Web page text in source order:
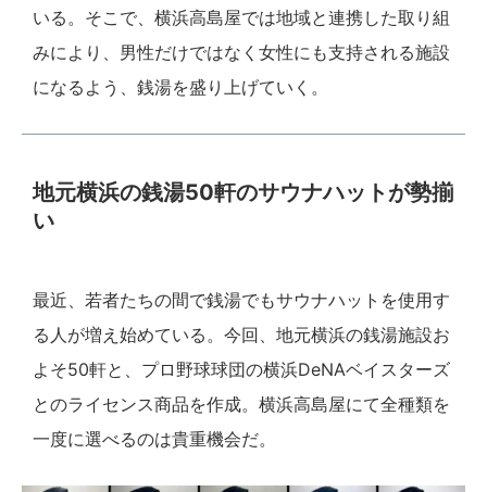
いる。そこで、横浜高島屋では地域と連携した取り組
みにより、男性だけではなく女性にも支持される施設
になるよう、銭湯を盛り上げていく。
地元横浜の銭湯50軒のサウナハットが勢揃
い
最近、若者たちの間で銭湯でもサウナハットを使用す
る人が増え始めている。今回、地元横浜の銭湯施設お
よそ50軒と、プロ野球球団の横浜DeNAベイスターズ
とのライセンス商品を作成。横浜高島屋にて全種類を
一度に選べるのは貴重機会だ。